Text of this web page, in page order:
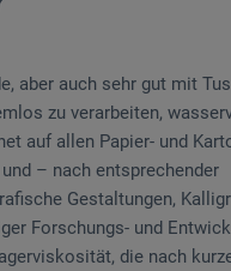
aber auch sehr gut mit
zu verarbeiten,
auf allen Papier- und
– nach entsprechender
Gestal­tungen,
Forschungs- und
die nach